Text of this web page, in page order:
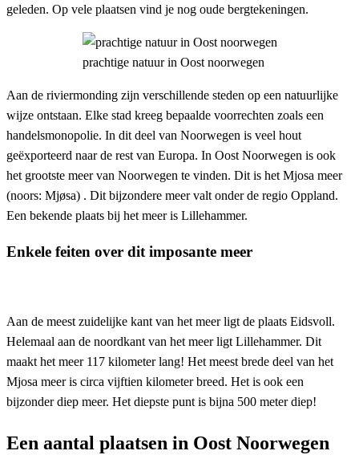
geleden. Op vele plaatsen vind je nog oude bergtekeningen.
prachtige natuur in Oost noorwegen
Aan de riviermonding zijn verschillende steden op een natuurlijke
wijze ontstaan. Elke stad kreeg bepaalde voorrechten zoals een
handelsmonopolie. In dit deel van Noorwegen is veel hout
geëxporteerd naar de rest van Europa. In Oost Noorwegen is ook
het grootste meer van Noorwegen te vinden. Dit is het Mjosa meer
(noors: Mjøsa) . Dit bijzondere meer valt onder de regio Oppland.
Een bekende plaats bij het meer is Lillehammer.
Enkele feiten over dit imposante meer
Aan de meest zuidelijke kant van het meer ligt de plaats Eidsvoll.
Helemaal aan de noordkant van het meer ligt Lillehammer. Dit
maakt het meer 117 kilometer lang! Het meest brede deel van het
Mjosa meer is circa vijftien kilometer breed. Het is ook een
bijzonder diep meer. Het diepste punt is bijna 500 meter diep!
Een aantal plaatsen in Oost Noorwegen